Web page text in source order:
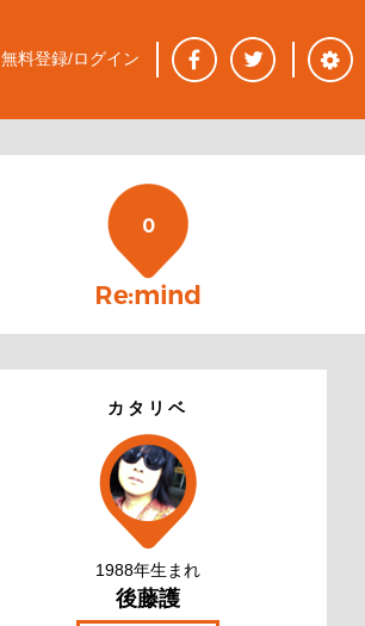
0
カタリベ
1988年生まれ
後藤護
無料登録/ログイン